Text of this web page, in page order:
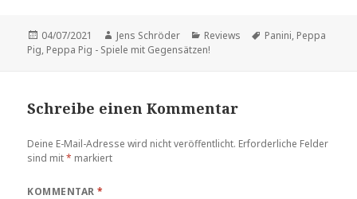
Veröffentlicht
am
04/07/2021 Autor
Jens Schröder Kategorien
Reviews Schlagwörter
Panini, Peppa
Pig, Peppa Pig - Spiele mit Gegensätzen!
Schreibe einen Kommentar
Deine E-Mail-Adresse wird nicht veröffentlicht. Erforderliche Felder
sind mit* markiert
KOMMENTAR*